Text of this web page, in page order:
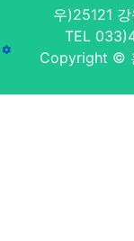
우)25121
TEL
Copyright ©